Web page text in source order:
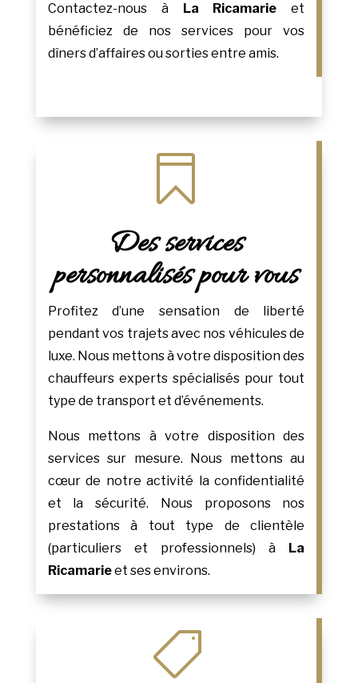
Contactez-nous à La Ricamarie et
bénéficiez de nos services pour vos
dîners d’affaires ou sorties entre amis.

Des services
personnalisés pour vous
Profitez d’une sensation de liberté
pendant vos trajets avec nos véhicules de
luxe. Nous mettons à votre disposition des
chauffeurs experts spécialisés pour tout
type de transport et d’événements.
Nous mettons à votre disposition des
services sur mesure. Nous mettons au
cœur de notre activité la confidentialité
et la sécurité. Nous proposons nos
prestations à tout type de clientèle
(particuliers et professionnels) à La
Ricamarieet ses environs.
